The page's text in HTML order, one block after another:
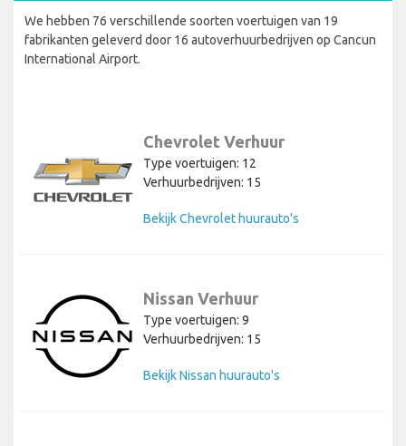
We hebben 76 verschillende soorten voertuigen van 19
fabrikanten geleverd door 16 autoverhuurbedrijven op Cancun
International Airport.
Chevrolet Verhuur
Type voertuigen: 12
Verhuurbedrijven: 15
Bekijk Chevrolet huurauto's
Nissan Verhuur
Type voertuigen: 9
Verhuurbedrijven: 15
Bekijk Nissan huurauto's